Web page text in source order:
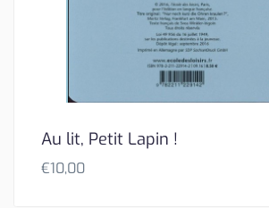
Au lit, Petit Lapin !
€10,00